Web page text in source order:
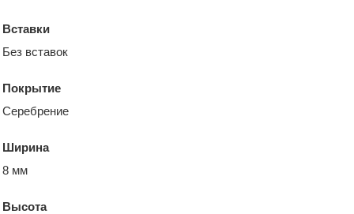
Вставки
Без вставок
Покрытие
Серебрение
Ширина
8 мм
Высота